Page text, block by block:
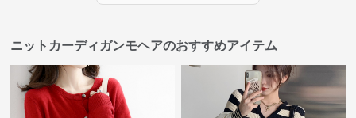
ニットカーディガンモヘアのおすすめアイテム